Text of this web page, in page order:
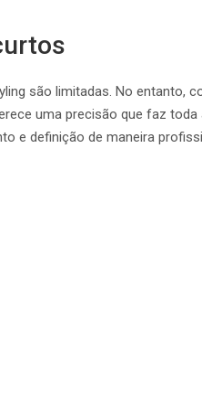
são limitadas. No entanto,
uma precisão que faz
e definição de maneira